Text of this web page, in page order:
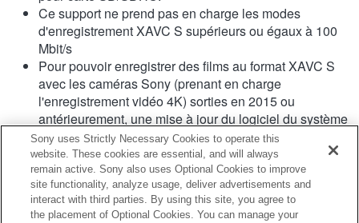
Ce support ne prend pas en charge les modes
d'enregistrement XAVC S supérieurs ou égaux à 100
Mbit/s
Pour pouvoir enregistrer des films au format XAVC S
avec les caméras Sony (prenant en charge
l'enregistrement vidéo 4K) sorties en 2015 ou
antérieurement, une mise à jour du logiciel du système
vers sa version la plus récente est nécessaire, à partir
d'avril 2016.
Sony uses Strictly Necessary Cookies to operate this
website. These cookies are essential, and will always
remain active. Sony also uses Optional Cookies to improve
site functionality, analyze usage, deliver advertisements and
interact with third parties. By using this site, you agree to
the placement of Optional Cookies. You can manage your